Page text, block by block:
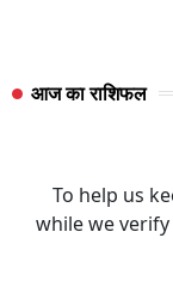
आज का राशिफल